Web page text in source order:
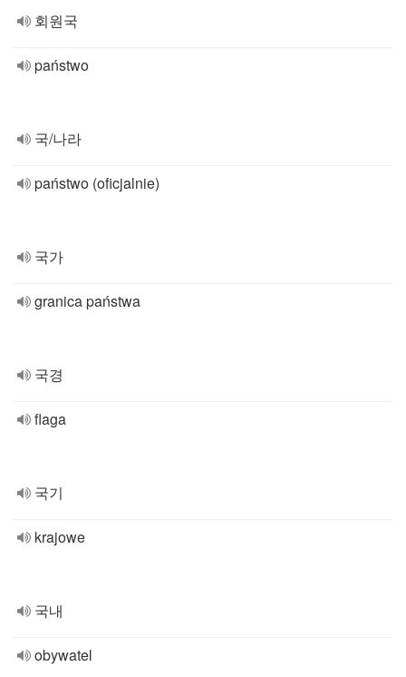
회원국
państwo
국/나라
państwo (oficjalnie)
국가
granica państwa
국경
flaga
국기
krajowe
국내
obywatel